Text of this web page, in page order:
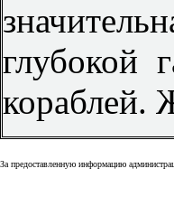
глубокой
кораблей.
За предоставленную информацию